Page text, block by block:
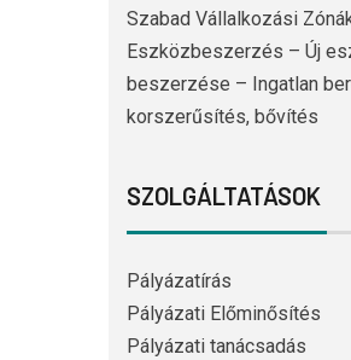
Szabad Vállalkozási
Eszközbeszerzés – Új
beszerzése – Ingatlan
korszerűsítés, bővítés
SZOLGÁLTATÁSOK
Pályázatírás
Pályázati Előminősítés
Pályázati tanácsadás